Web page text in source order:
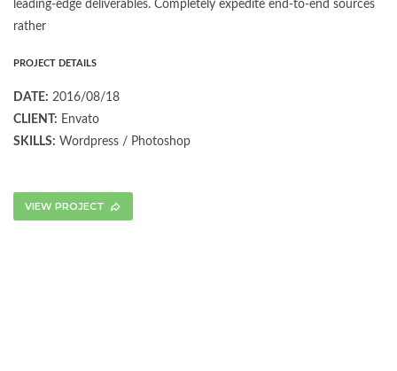
leading-edge deliverables. Completely expedite end-to-end sources
rather
PROJECT DETAILS
DATE: 2016/08/18
CLIENT: Envato
SKILLS: Wordpress / Photoshop
VIEW PROJECT